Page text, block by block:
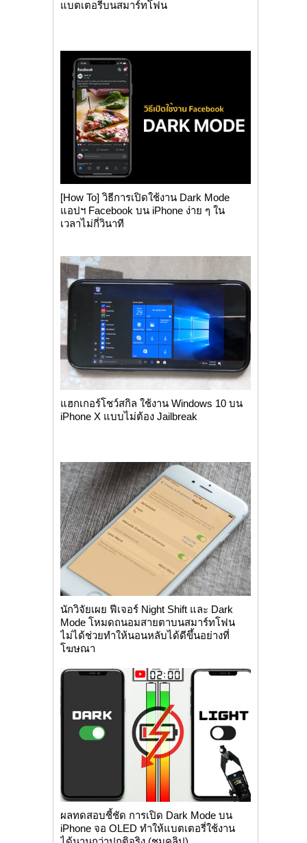
แบตเตอรี่บนสมาร์ทโฟน
[How To] วิธีการเปิดใช้งาน Dark Mode
แอปฯ Facebook บน iPhone ง่าย ๆ ใน
เวลาไม่กี่วินาที
แฮกเกอร์โชว์สกิล ใช้งาน Windows 10 บน
iPhone X แบบไม่ต้อง Jailbreak
นักวิจัยเผย ฟีเจอร์ Night Shift และ Dark
Mode โหมดถนอมสายตาบนสมาร์ทโฟน
ไม่ได้ช่วยทำให้นอนหลับได้ดีขึ้นอย่างที่
โฆษณา
ผลทดสอบชี้ชัด การเปิด Dark Mode บน
iPhone จอ OLED ทำให้แบตเตอรี่ใช้งาน